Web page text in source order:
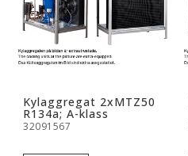
Kylaggregat 2xMTZ50
R134a; A-klass
32091567